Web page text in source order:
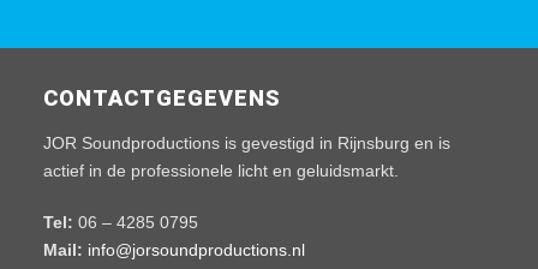
CONTACTGEGEVENS
JOR Soundproductions is gevestigd in Rijnsburg en is
actief in de professionele licht en geluidsmarkt.
Tel: 06 – 4285 0795
Mail: info@jorsoundproductions.nl